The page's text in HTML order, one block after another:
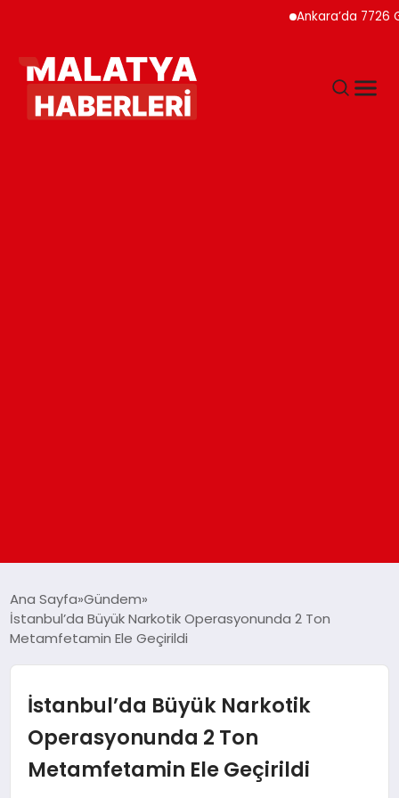
Ankara’da 7726
GÜNDEM
DÜNYA
EĞITIM
Ana Sayfa Gündem
İstanbul’da Büyük Narkotik Operasyonunda 2 Ton
Metamfetamin Ele Geçirildi
İstanbul’da Büyük Narkotik
Operasyonunda 2 Ton
Metamfetamin Ele Geçirildi